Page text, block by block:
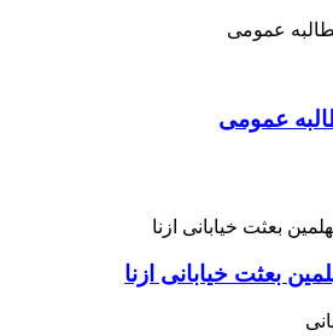
عمومی
بعثت خیابانی ازنا